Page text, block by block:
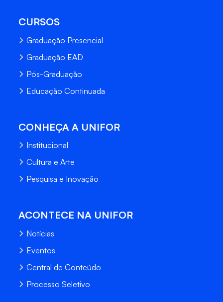
CURSOS
Graduação Presencial
Graduação EAD
Pós-Graduação
Educação Continuada
CONHEÇA A UNIFOR
Institucional
Cultura e Arte
Pesquisa e Inovação
ACONTECE NA UNIFOR
Notícias
Eventos
Central de Conteúdo
Processo Seletivo